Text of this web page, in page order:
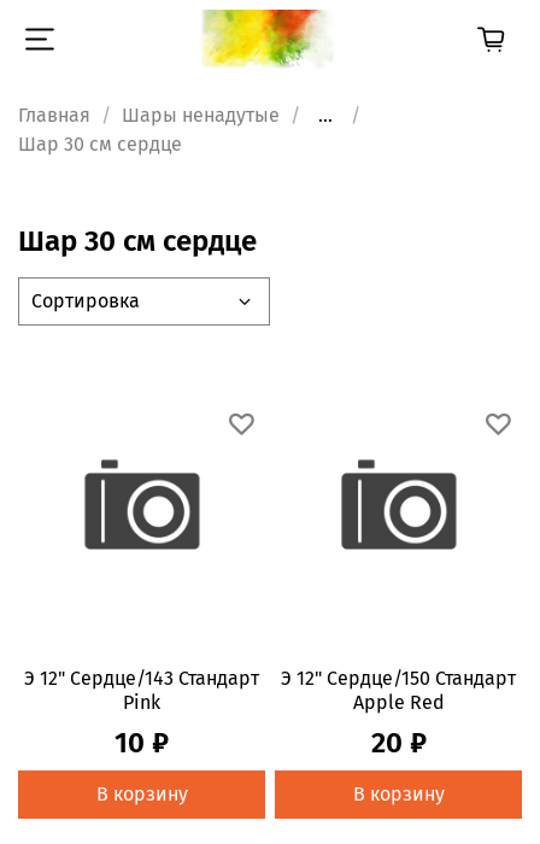
Главная Шары ненадутые
...
Шар 30 см сердце
Шар 30 см сердце
Э 12" Сердце/143 Стандарт
Pink
10 ₽
В корзину
Э 12" Сердце/150 Стандарт
Apple Red
20 ₽
В корзину